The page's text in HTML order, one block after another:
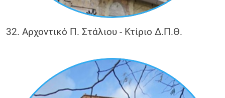
32. Αρχοντικό Π. Στάλιου - Κτίριο Δ.Π.Θ.